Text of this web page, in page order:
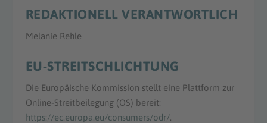
REDAKTIONELL VERANTWORTLICH
Melanie Rehle
EU-STREITSCHLICHTUNG
Die Europäische Kommission stellt eine Plattform zur
Online-Streitbeilegung (OS) bereit:
https://ec.europa.eu/consumers/odr/.